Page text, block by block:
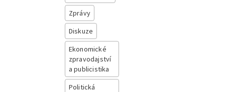
Zprávy
Diskuze
Ekonomické
zpravodajství
a publicistika
Politická